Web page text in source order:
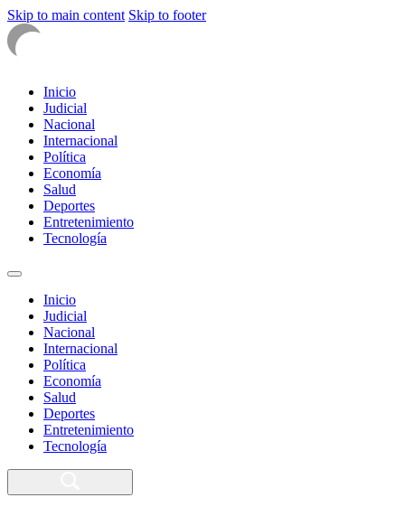
Skip to main content Skip to footer
Inicio
Judicial
Nacional
Internacional
Política
Economía
Salud
Deportes
Entretenimiento
Tecnología
Inicio
Judicial
Nacional
Internacional
Política
Economía
Salud
Deportes
Entretenimiento
Tecnología